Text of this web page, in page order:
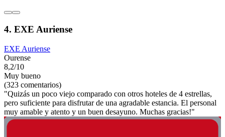
4. EXE Auriense
EXE Auriense
Ourense
8,2/10
Muy bueno
(323 comentarios)
"Quizás un poco viejo comparado con otros hoteles de 4 estrellas,
pero suficiente para disfrutar de una agradable estancia. El personal
muy amable y atento y un buen desayuno. Muchas gracias!"